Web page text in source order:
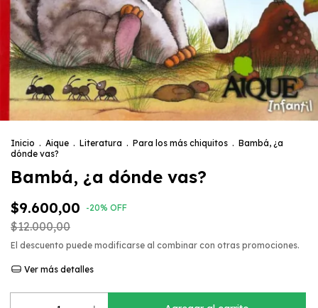
Inicio . Aique . Literatura . Para los más chiquitos . Bambá, ¿a
dónde vas?
Bambá, ¿a dónde vas?
$9.600,00 -20% OFF
$12.000,00
El descuento puede modificarse al combinar con otras promociones.
Ver más detalles